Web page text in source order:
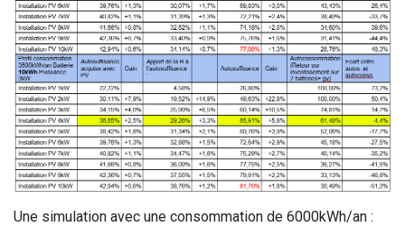
Une simulation avec une consommation de 6000kWh/an :